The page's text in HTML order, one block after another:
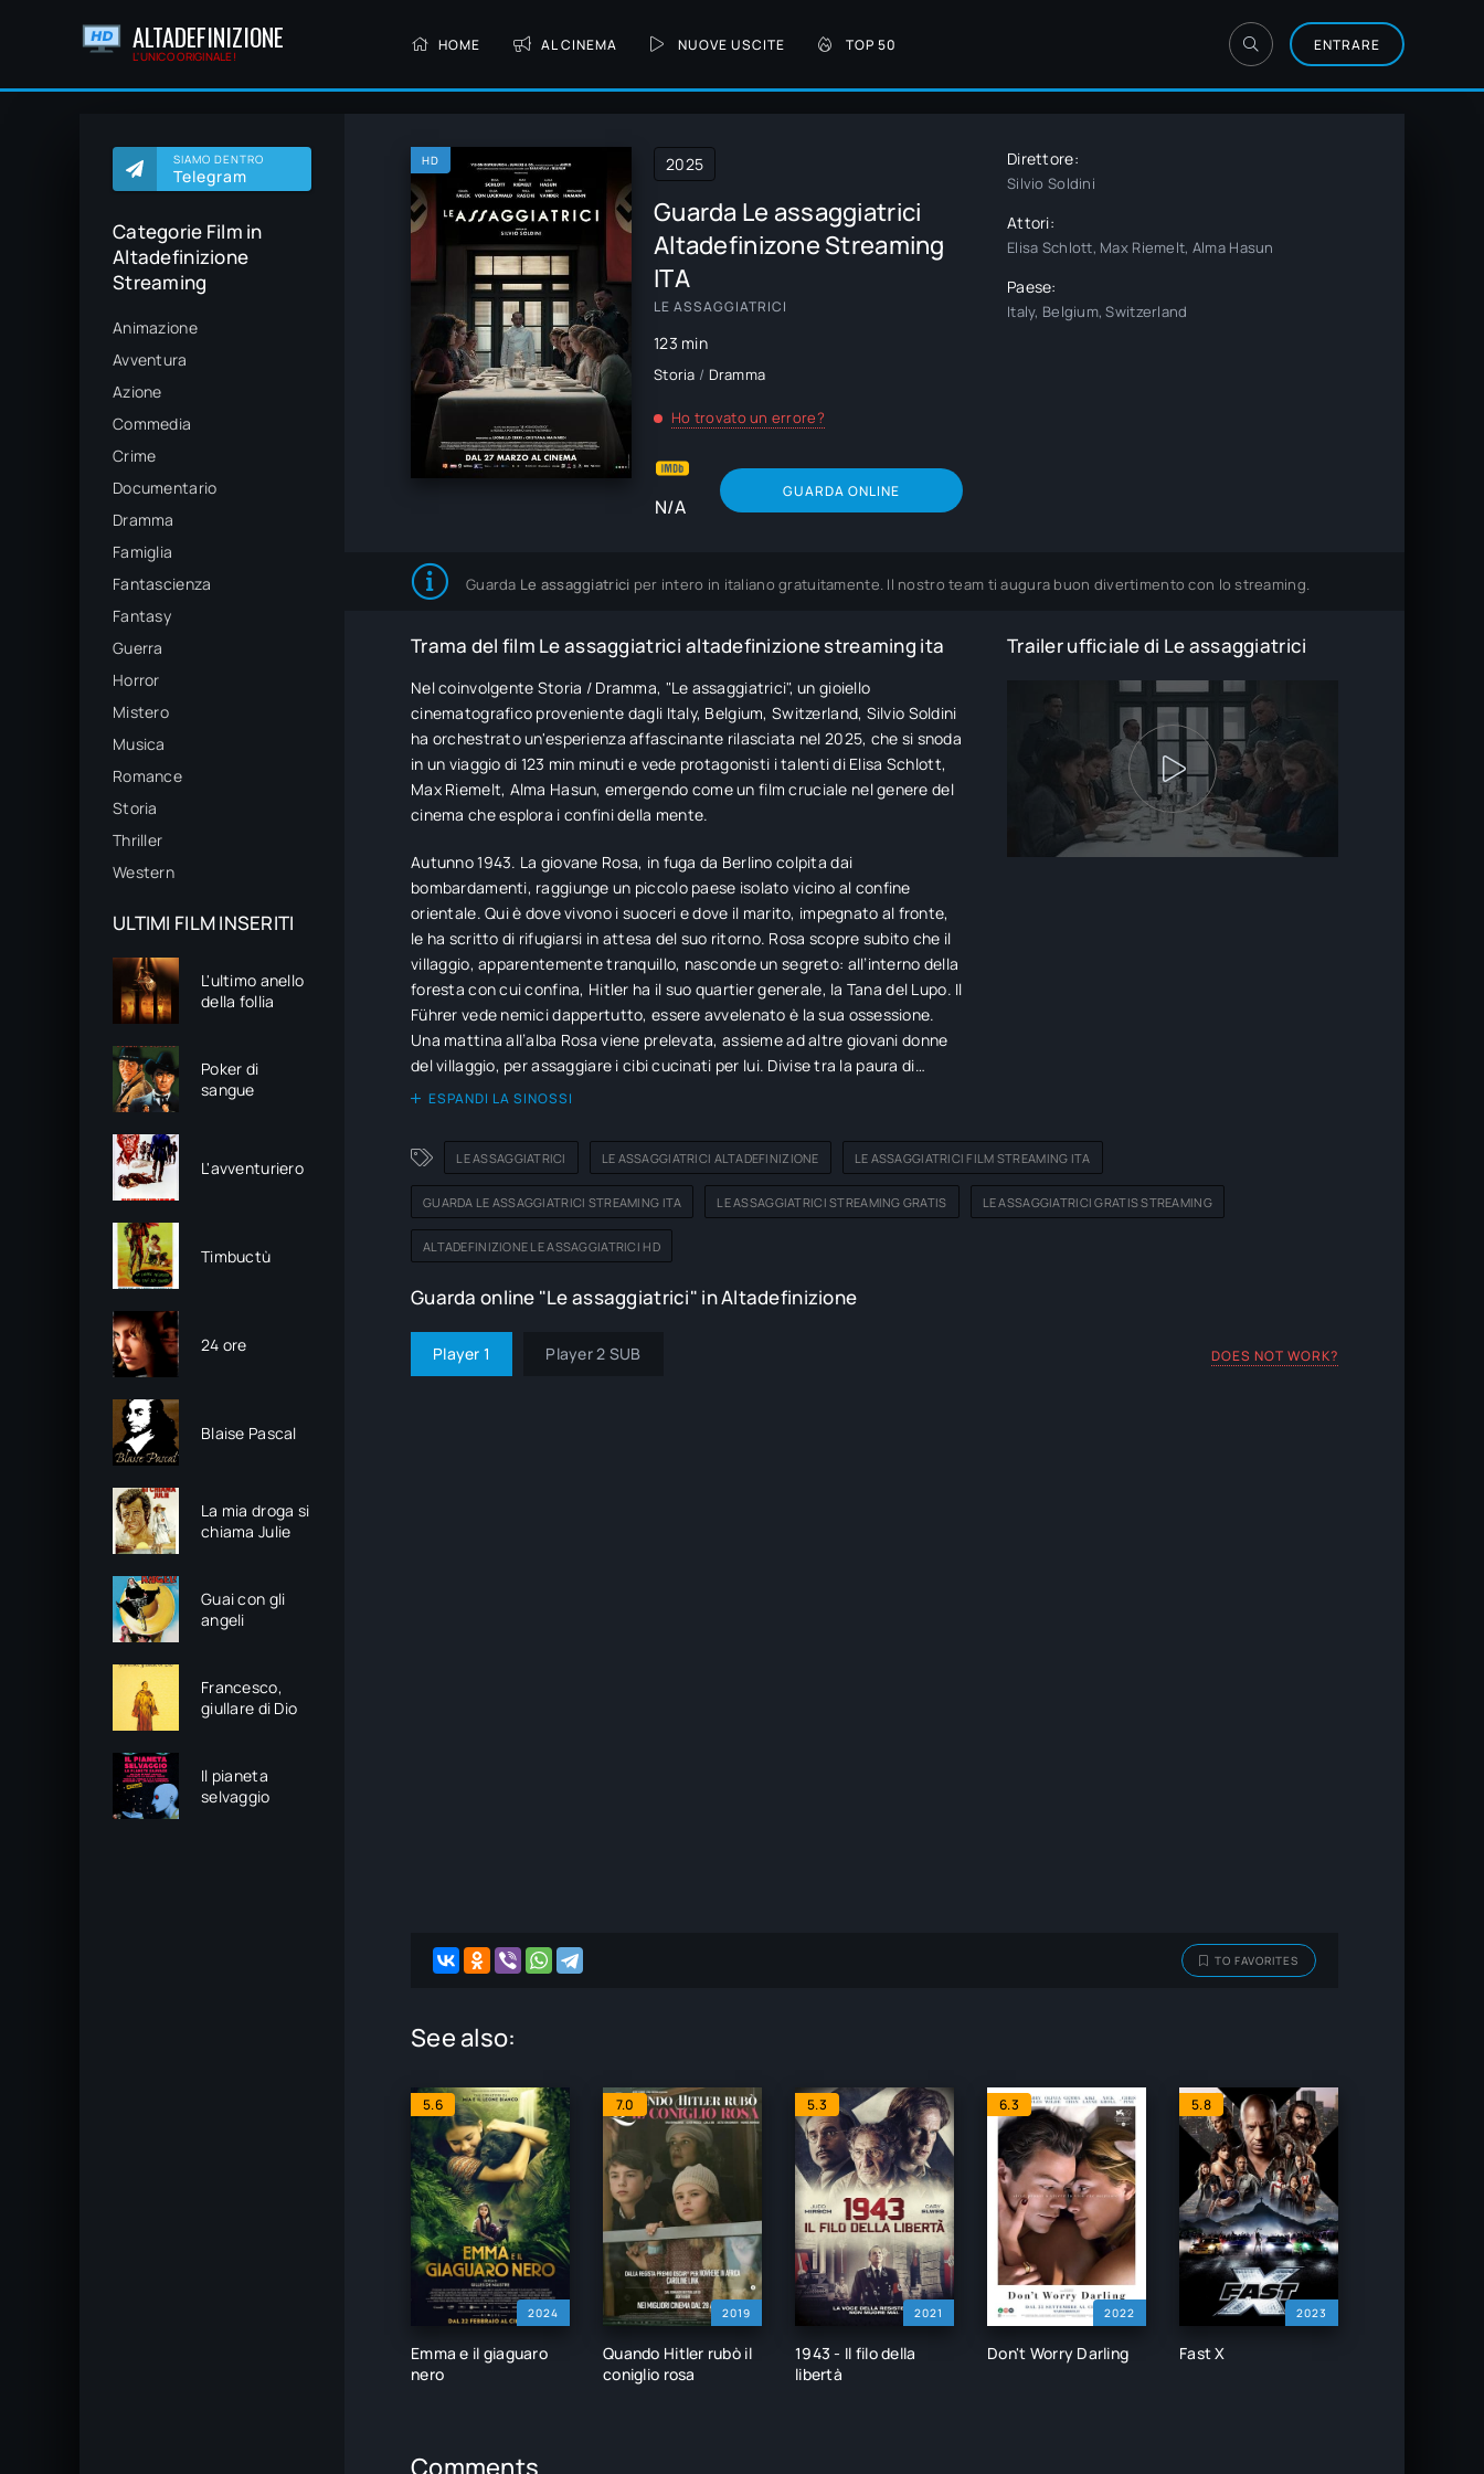
ALTADEFINIZIONE
L'UNICO ORIGINALE!
HOME AL CINEMA NUOVE USCITE TOP 50 ENTRARE
SIAMO DENTRO
Telegram
Categorie Film in
Altadefinizione
Streaming
Animazione
Avventura
Azione
Commedia
Crime
Documentario
Dramma
Famiglia
Fantascienza
Fantasy
Guerra
Horror
Mistero
Musica
Romance
Storia
Thriller
Western
ULTIMI FILM INSERITI
L'ultimo anello
della follia
Poker di
sangue
L'avventuriero
Timbuctù
24 ore
Blaise Pascal
La mia droga si
chiama Julie
Guai con gli
angeli
Francesco,
giullare di Dio
Il pianeta
selvaggio
HD
Guarda Le assaggiatrici
Altadefinizone Streaming
ITA
LE ASSAGGIATRICI
123 min
Storia / Dramma
2025
Ho trovato un errore?
N/A
GUARDA ONLINE
Direttore:
Silvio Soldini
Attori:
Elisa Schlott, Max Riemelt, Alma Hasun
Paese:
Italy, Belgium, Switzerland
Guarda Le assaggiatrici per intero in italiano gratuitamente. Il nostro team ti augura buon divertimento con lo streaming.
Trama del film Le assaggiatrici altadefinizione streaming ita
Nel coinvolgente Storia / Dramma, "Le assaggiatrici", un gioiello
cinematografico proveniente dagli Italy, Belgium, Switzerland, Silvio Soldini
ha orchestrato un'esperienza affascinante rilasciata nel 2025, che si snoda
in un viaggio di 123 min minuti e vede protagonisti i talenti di Elisa Schlott,
Max Riemelt, Alma Hasun, emergendo come un film cruciale nel genere del
cinema che esplora i confini della mente.
Autunno 1943. La giovane Rosa, in fuga da Berlino colpita dai
bombardamenti, raggiunge un piccolo paese isolato vicino al confine
orientale. Qui è dove vivono i suoceri e dove il marito, impegnato al fronte,
le ha scritto di rifugiarsi in attesa del suo ritorno. Rosa scopre subito che il
villaggio, apparentemente tranquillo, nasconde un segreto: all’interno della
foresta con cui confina, Hitler ha il suo quartier generale, la Tana del Lupo. Il
Führer vede nemici dappertutto, essere avvelenato è la sua ossessione.
Una mattina all’alba Rosa viene prelevata, assieme ad altre giovani donne
del villaggio, per assaggiare i cibi cucinati per lui. Divise tra la paura di
morire e la fame, le assaggiatrici stringeranno tra loro alleanze, amicizie e
ESPANDI LA SINOSSI
Trailer ufficiale di Le assaggiatrici
LE ASSAGGIATRICI LE ASSAGGIATRICI ALTADEFINIZIONE LE ASSAGGIATRICI FILM STREAMING ITA
GUARDA LE ASSAGGIATRICI STREAMING ITA LE ASSAGGIATRICI STREAMING GRATIS LE ASSAGGIATRICI GRATIS STREAMING
ALTADEFINIZIONE LE ASSAGGIATRICI HD
Guarda online "Le assaggiatrici" in Altadefinizione
Player 1 Player 2 SUB DOES NOT WORK?
TO FAVORITES
See also:
2024
5.6
Emma e il giaguaro
nero
2019
7.0
Quando Hitler rubò il
coniglio rosa
2021
5.3
1943 - Il filo della
libertà
2022
6.3
Don't Worry Darling
2023
5.8
Fast X
Comments